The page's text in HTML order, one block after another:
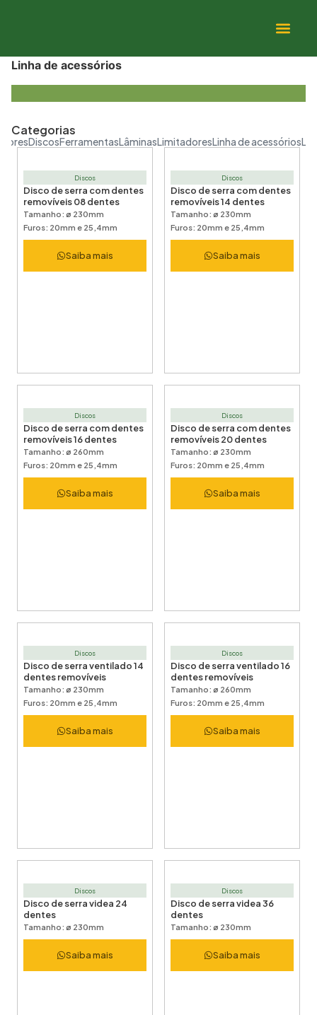
Linha de acessórios
Categorias
DiscosFerramentasLâminasLimitadoresLinha de acessórios
Discos
Disco de serra com dentes
removíveis 08 dentes
Tamanho: ø 230mm
Furos: 20mm e 25,4mm
Saiba mais
Discos
Disco de serra com dentes
removíveis 14 dentes
Tamanho: ø 230mm
Furos: 20mm e 25,4mm
Saiba mais
Discos
Disco de serra com dentes
removíveis 16 dentes
Tamanho: ø 260mm
Furos: 20mm e 25,4mm
Saiba mais
Discos
Disco de serra com dentes
removíveis 20 dentes
Tamanho: ø 230mm
Furos: 20mm e 25,4mm
Saiba mais
Discos
Disco de serra ventilado 14
dentes removíveis
Tamanho: ø 230mm
Furos: 20mm e 25,4mm
Saiba mais
Discos
Disco de serra ventilado 16
dentes removíveis
Tamanho: ø 260mm
Furos: 20mm e 25,4mm
Saiba mais
Discos
Disco de serra videa 24
dentes
Tamanho: ø 230mm
Saiba mais
Discos
Disco de serra videa 36
dentes
Tamanho: ø 230mm
Saiba mais